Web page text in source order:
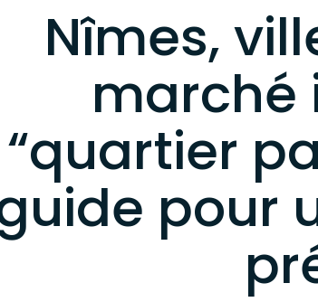
Nîmes,
marché
“quartier
pour